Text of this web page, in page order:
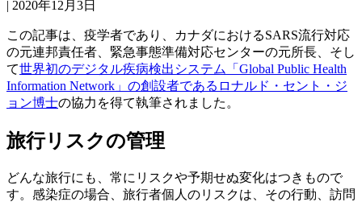
| 2020年12月3日
この記事は、疫学者であり、カナダにおけるSARS流行対応
の元連邦責任者、緊急事態準備対応センターの元所長、そし
て世界初のデジタル疾病検出システム「Global Public Health
Information Network」の創設者であるロナルド・セント・ジ
ョン博士の協力を得て執筆されました。
旅行リスクの管理
どんな旅行にも、常にリスクや予期せぬ変化はつきもので
す。感染症の場合、旅行者個人のリスクは、その行動、訪問